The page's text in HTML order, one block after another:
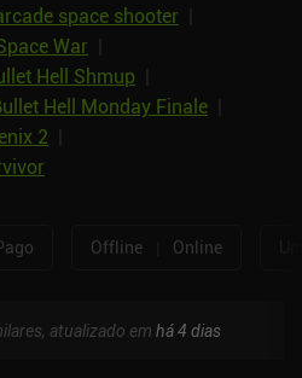
space shooter
War
Hell Shmup
Hell Monday Finale
2
Offline Online
atualizado em há 4 dias